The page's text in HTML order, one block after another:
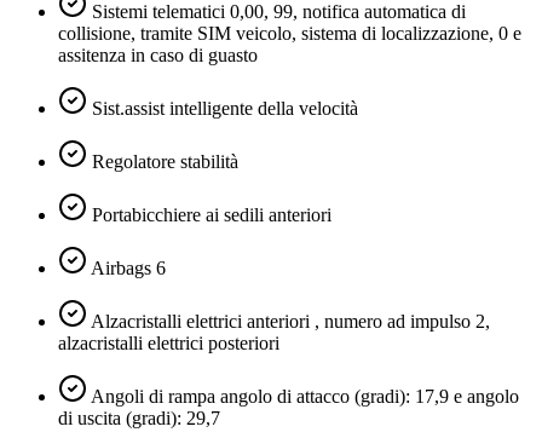
Sistemi telematici 0,00, 99, notifica automatica di
collisione, tramite SIM veicolo, sistema di localizzazione, 0 e
assitenza in caso di guasto
Sist.assist intelligente della velocità
Regolatore stabilità
Portabicchiere ai sedili anteriori
Airbags 6
Alzacristalli elettrici anteriori , numero ad impulso 2,
alzacristalli elettrici posteriori
Angoli di rampa angolo di attacco (gradi): 17,9 e angolo
di uscita (gradi): 29,7